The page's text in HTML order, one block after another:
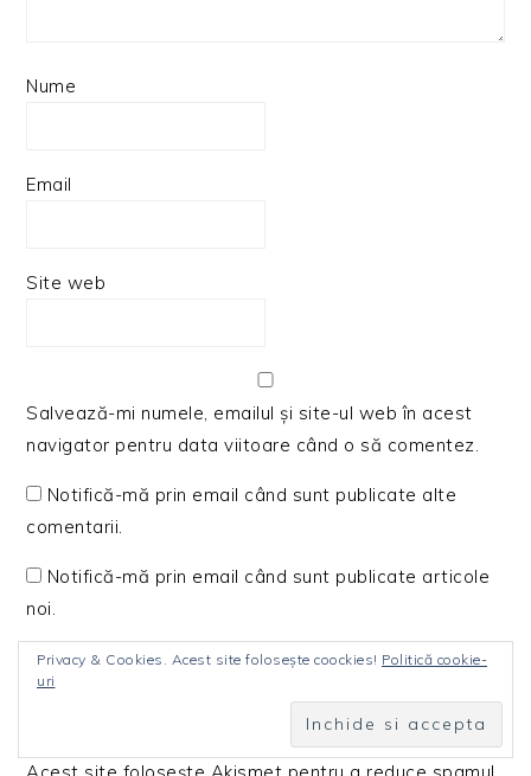
Nume
Email
Site web
Salvează-mi numele, emailul și site-ul web în acest
navigator pentru data viitoare când o să comentez.
Notifică-mă prin email când sunt publicate alte
comentarii.
Notifică-mă prin email când sunt publicate articole
noi.
Privacy & Cookies. Acest site folosește coockies! Politică cookie-
uri